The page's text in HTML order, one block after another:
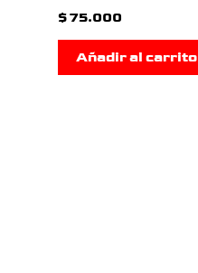
$75.000
Añadir al carrito